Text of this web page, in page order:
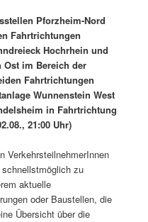
Pforzheim-Nord
Fahrtrichtungen
Hochrhein und
im Bereich der
Fahrtrichtungen
Wunnenstein West
in Fahrtrichtung
21:00 Uhr)
VerkehrsteilnehmerInnen
zu
aktuelle
oder Baustellen, die
Übersicht über die